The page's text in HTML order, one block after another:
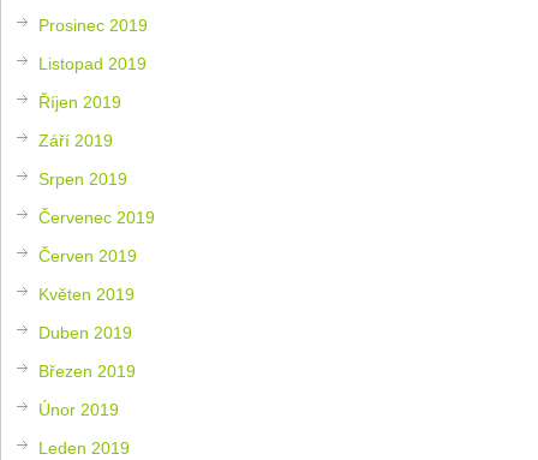
Prosinec 2019
Listopad 2019
Říjen 2019
Září 2019
Srpen 2019
Červenec 2019
Červen 2019
Květen 2019
Duben 2019
Březen 2019
Únor 2019
Leden 2019